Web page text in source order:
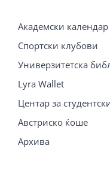
Академски календар
Спортски клубови
Универзитетска
Lyra Wallet
Центар за
Австриско ќоше
Архива